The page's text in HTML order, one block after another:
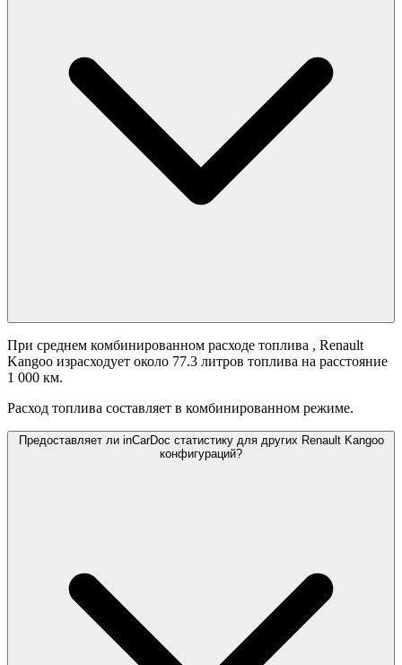
При среднем комбинированном расходе топлива , Renault
Kangoo израсходует около 77.3 литров топлива на расстояние
1 000 км.
Расход топлива составляет в комбинированном режиме.
Предоставляет ли inCarDoc статистику для других Renault Kangoo
конфигураций?